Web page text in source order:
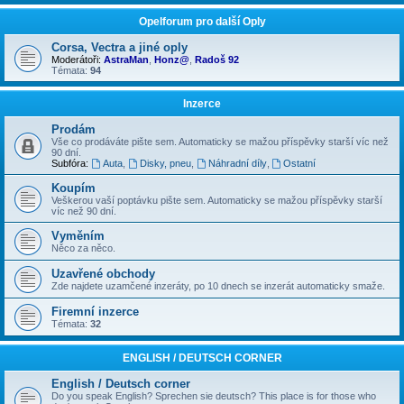
Opelforum pro další Oply
Corsa, Vectra a jiné oply
Moderátoři: AstraMan Honz@ Radoš 92
Témata: 94
Inzerce
Prodám
Vše co prodáváte pište sem. Automaticky se mažou příspěvky starší víc než
90 dní.
Subfóra:
Auta, Disky, pneu, Náhradní díly, Ostatní
Koupím
Veškerou vaší poptávku pište sem. Automaticky se mažou příspěvky starší
víc než 90 dní.
Vyměním
Něco za něco.
Uzavřené obchody
Zde najdete uzamčené inzeráty, po 10 dnech se inzerát automaticky smaže.
Firemní inzerce
Témata: 32
ENGLISH / DEUTSCH CORNER
English / Deutsch corner
Do you speak English? Sprechen sie deutsch? This place is for those who